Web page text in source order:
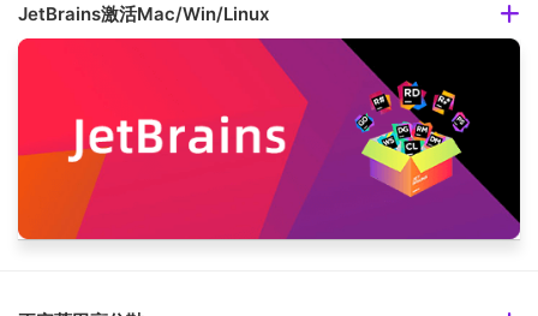
JetBrains激活Mac/Win/Linux